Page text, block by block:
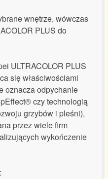
wnętrze, wówczas
PLUS do
ULTRACOLOR PLUS
się właściwościami
oznacza odpychanie
czy technologią
grzybów i pleśni),
przez wiele firm
wykończenie